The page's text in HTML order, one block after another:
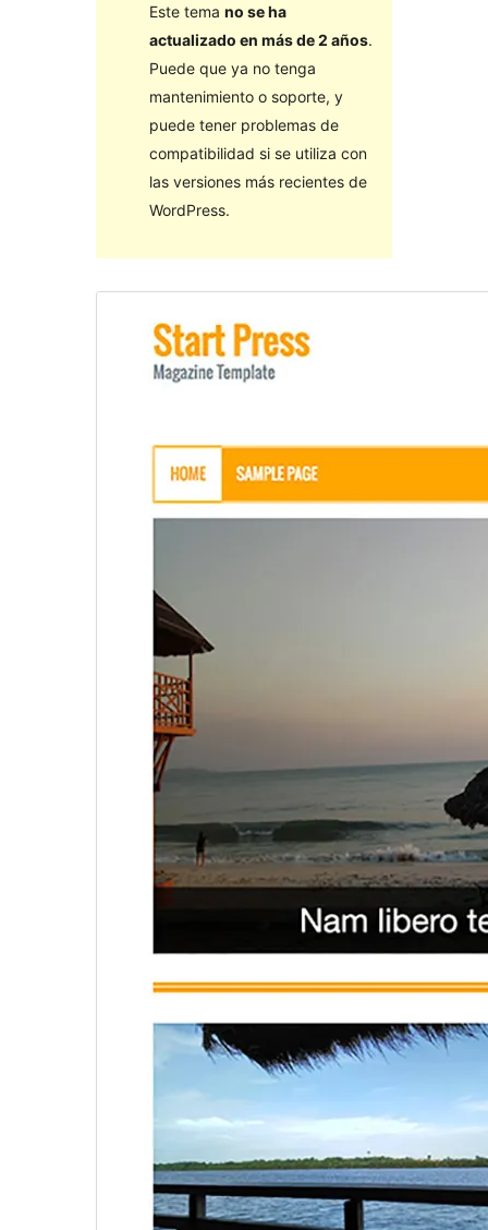
Este tema no se ha
actualizado en más de 2 años.
Puede que ya no tenga
mantenimiento o soporte, y
puede tener problemas de
compatibilidad si se utiliza con
las versiones más recientes de
WordPress.